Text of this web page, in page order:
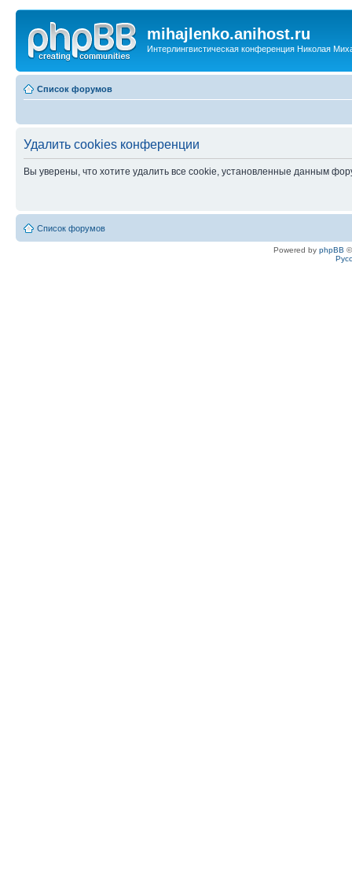
mihajlenko.anihost.ru
Интерлингвистическая конференция Николая
Список форумов
Удалить cookies конференции
Вы уверены, что хотите удалить все cookie, установленные данным
Список форумов
Powered by phpBB